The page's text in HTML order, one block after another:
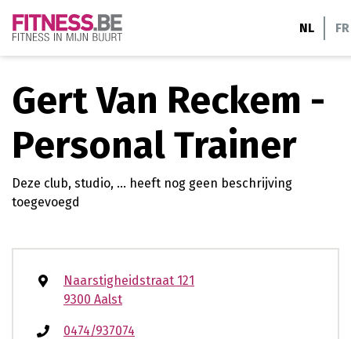
NL FR
Gert Van Reckem -
Personal Trainer
Deze club, studio, ... heeft nog geen beschrijving
toegevoegd
Naarstigheidstraat 121
9300 Aalst
0474/937074